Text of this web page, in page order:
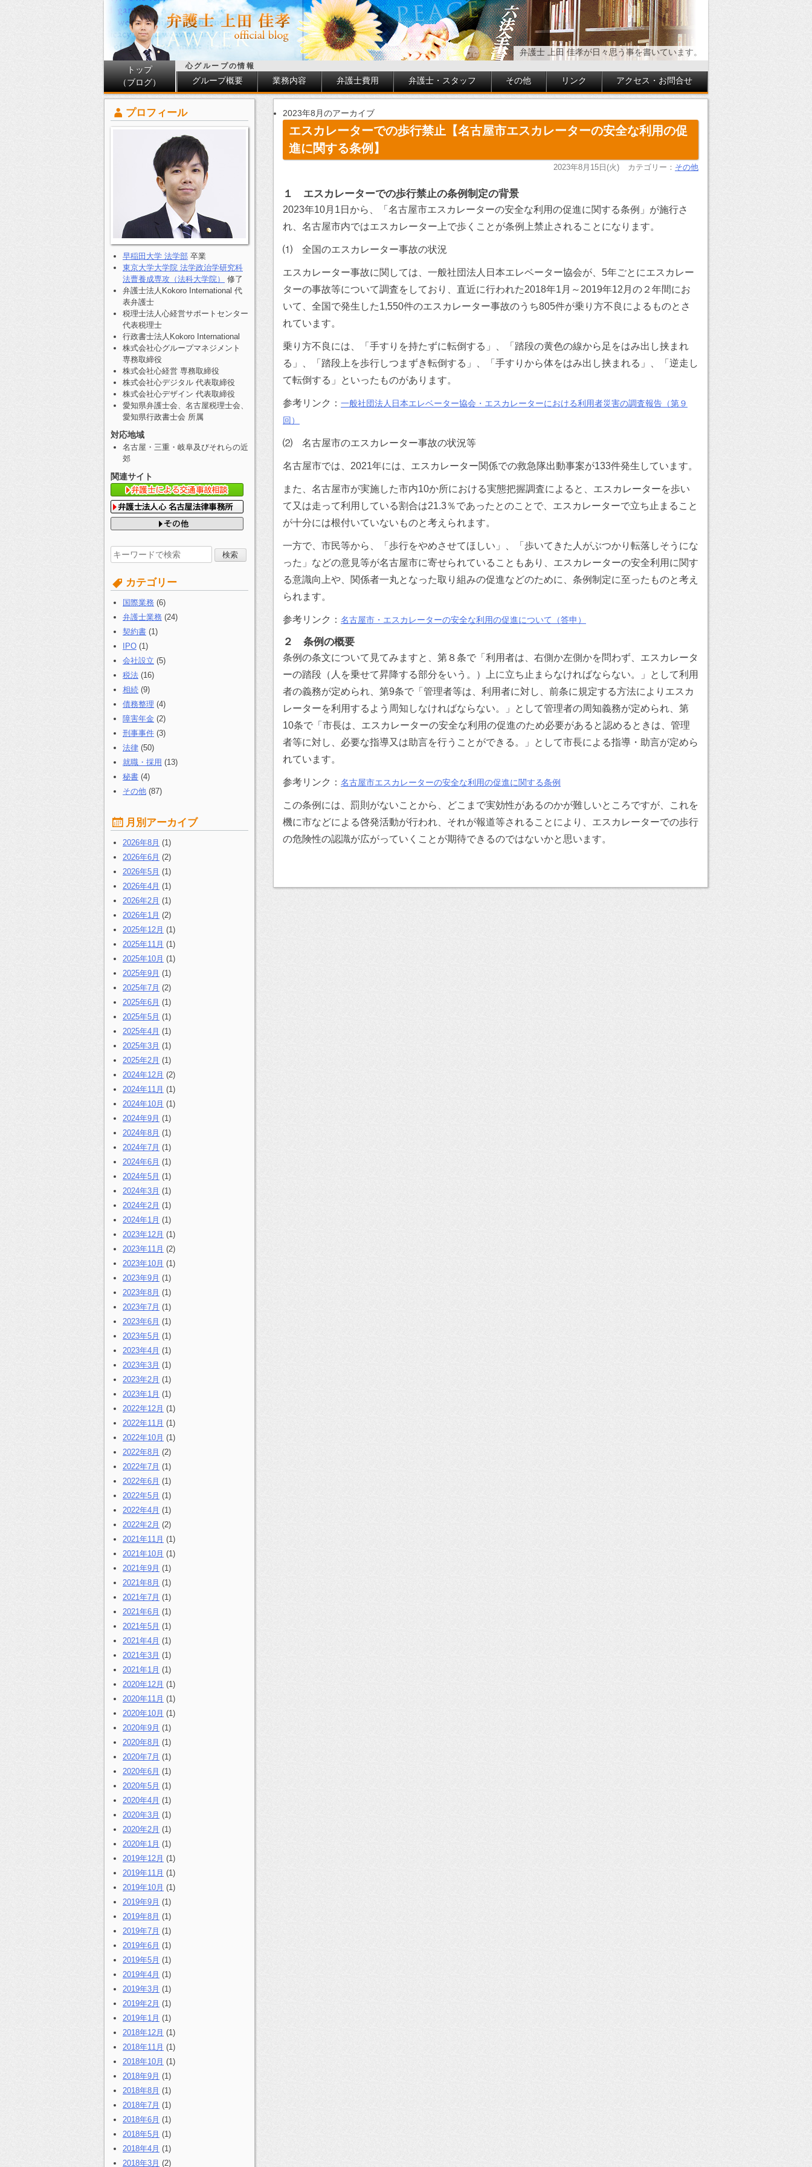
弁護士 上田 佳孝が日々思う事を書いています。
トップ
（ブログ）
心グループの情報
グループ概要 業務内容 弁護士費用 弁護士・スタッフ その他 リンク アクセス・お問合せ
2023年8月のアーカイブ
エスカレーターでの歩行禁止【名古屋市エスカレーターの安全な利用の促
進に関する条例】
2023年8月15日(火) カテゴリー： その他
１ エスカレーターでの歩行禁止の条例制定の背景
2023年10月1日から、「名古屋市エスカレーターの安全な利用の促進に関する条例」が施行さ
れ、名古屋市内ではエスカレーター上で歩くことが条例上禁止されることになります。
⑴ 全国のエスカレーター事故の状況
エスカレーター事故に関しては、一般社団法人日本エレベーター協会が、5年ごとにエスカレー
ターの事故等について調査をしており、直近に行われた2018年1月～2019年12月の２年間にお
いて、全国で発生した1,550件のエスカレーター事故のうち805件が乗り方不良によるものとさ
れています。
乗り方不良には、「手すりを持たずに転倒する」、「踏段の黄色の線から足をはみ出し挟まれ
る」、「踏段上を歩行しつまずき転倒する」、「手すりから体をはみ出し挟まれる」、「逆走し
て転倒する」といったものがあります。
参考リンク： 一般社団法人日本エレベーター協会・エスカレーターにおける利用者災害の調査報告（第９
回）
⑵ 名古屋市のエスカレーター事故の状況等
名古屋市では、2021年には、エスカレーター関係での救急隊出動事案が133件発生しています。
また、名古屋市が実施した市内10か所における実態把握調査によると、エスカレーターを歩い
て又は走って利用している割合は21.3％であったとのことで、エスカレーターで立ち止まること
が十分には根付いていないものと考えられます。
一方で、市民等から、「歩行をやめさせてほしい」、「歩いてきた人がぶつかり転落しそうにな
った」などの意見等が名古屋市に寄せられていることもあり、エスカレーターの安全利用に関す
る意識向上や、関係者一丸となった取り組みの促進などのために、条例制定に至ったものと考え
られます。
参考リンク： 名古屋市・エスカレーターの安全な利用の促進について（答申）
２ 条例の概要
条例の条文について見てみますと、第８条で「利用者は、右側か左側かを問わず、エスカレータ
ーの踏段（人を乗せて昇降する部分をいう。）上に立ち止まらなければならない。」として利用
者の義務が定められ、第9条で「管理者等は、利用者に対し、前条に規定する方法によりエスカ
レーターを利用するよう周知しなければならない。」として管理者の周知義務が定められ、第
10条で「市長は、エスカレーターの安全な利用の促進のため必要があると認めるときは、管理
者等に対し、必要な指導又は助言を行うことができる。」として市長による指導・助言が定めら
れています。
参考リンク： 名古屋市エスカレーターの安全な利用の促進に関する条例
この条例には、罰則がないことから、どこまで実効性があるのかが難しいところですが、これを
機に市などによる啓発活動が行われ、それが報道等されることにより、エスカレーターでの歩行
の危険性の認識が広がっていくことが期待できるのではないかと思います。
プロフィール
早稲田大学 法学部 卒業
東京大学大学院 法学政治学研究科
法曹養成専攻（法科大学院）
修了
弁護士法人Kokoro International 代
表弁護士
税理士法人心経営サポートセンター
代表税理士
行政書士法人Kokoro International
株式会社心グループマネジメント
専務取締役
株式会社心経営 専務取締役
株式会社心デジタル 代表取締役
株式会社心デザイン 代表取締役
愛知県弁護士会、名古屋税理士会、
愛知県行政書士会 所属
対応地域
名古屋・三重・岐阜及びそれらの近
郊
関連サイト
検
索
す
る:
カテゴリー
国際業務 (6)
弁護士業務 (24)
契約書 (1)
IPO (1)
会社設立 (5)
税法 (16)
相続 (9)
債務整理 (4)
障害年金 (2)
刑事事件 (3)
法律 (50)
就職・採用 (13)
秘書 (4)
その他 (87)
月別アーカイブ
2026年8月 (1)
2026年6月 (2)
2026年5月 (1)
2026年4月 (1)
2026年2月 (1)
2026年1月 (2)
2025年12月 (1)
2025年11月 (1)
2025年10月 (1)
2025年9月 (1)
2025年7月 (2)
2025年6月 (1)
2025年5月 (1)
2025年4月 (1)
2025年3月 (1)
2025年2月 (1)
2024年12月 (2)
2024年11月 (1)
2024年10月 (1)
2024年9月 (1)
2024年8月 (1)
2024年7月 (1)
2024年6月 (1)
2024年5月 (1)
2024年3月 (1)
2024年2月 (1)
2024年1月 (1)
2023年12月 (1)
2023年11月 (2)
2023年10月 (1)
2023年9月 (1)
2023年8月 (1)
2023年7月 (1)
2023年6月 (1)
2023年5月 (1)
2023年4月 (1)
2023年3月 (1)
2023年2月 (1)
2023年1月 (1)
2022年12月 (1)
2022年11月 (1)
2022年10月 (1)
2022年8月 (2)
2022年7月 (1)
2022年6月 (1)
2022年5月 (1)
2022年4月 (1)
2022年2月 (2)
2021年11月 (1)
2021年10月 (1)
2021年9月 (1)
2021年8月 (1)
2021年7月 (1)
2021年6月 (1)
2021年5月 (1)
2021年4月 (1)
2021年3月 (1)
2021年1月 (1)
2020年12月 (1)
2020年11月 (1)
2020年10月 (1)
2020年9月 (1)
2020年8月 (1)
2020年7月 (1)
2020年6月 (1)
2020年5月 (1)
2020年4月 (1)
2020年3月 (1)
2020年2月 (1)
2020年1月 (1)
2019年12月 (1)
2019年11月 (1)
2019年10月 (1)
2019年9月 (1)
2019年8月 (1)
2019年7月 (1)
2019年6月 (1)
2019年5月 (1)
2019年4月 (1)
2019年3月 (1)
2019年2月 (1)
2019年1月 (1)
2018年12月 (1)
2018年11月 (1)
2018年10月 (1)
2018年9月 (1)
2018年8月 (1)
2018年7月 (1)
2018年6月 (1)
2018年5月 (1)
2018年4月 (1)
2018年3月 (2)